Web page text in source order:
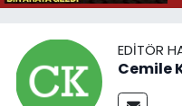
EDITÖR
Cemile